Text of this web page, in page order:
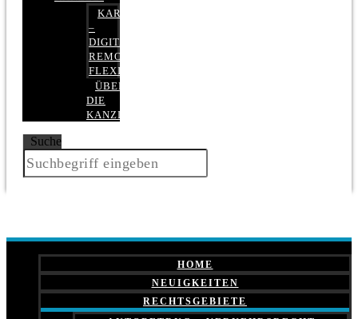
KARRIERE
–
DIGITAL,
REMOTE,
FLEXIBEL
ÜBER
DIE
KANZLEI
Suche
HOME
NEUIGKEITEN
RECHTSGEBIETE